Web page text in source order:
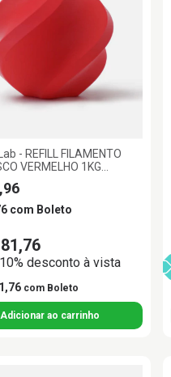
- REFILL FILAMENTO
VERMELHO 1KG
LAB
com Boleto
desconto à vista
com Boleto